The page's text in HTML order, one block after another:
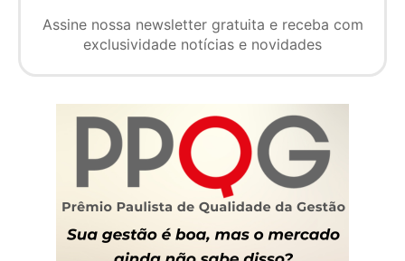
Assine nossa newsletter gratuita e receba com
exclusividade notícias e novidades